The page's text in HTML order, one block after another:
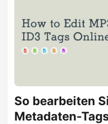
So bearbeiten
Metadaten-